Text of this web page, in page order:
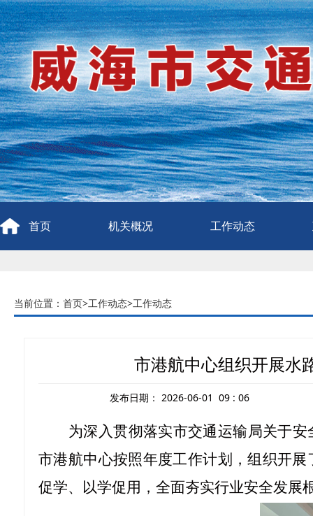
首页 机关概况 工作动态
当前位置： 首页>工作动态>工作动态
市港航中心组织开展水
发布日期： 2026-06-01 09 : 06
为深入贯彻落实市交通运输局关于
市港航中心按照年度工作计划，组织开
促学、以学促用，全面夯实行业安全发展